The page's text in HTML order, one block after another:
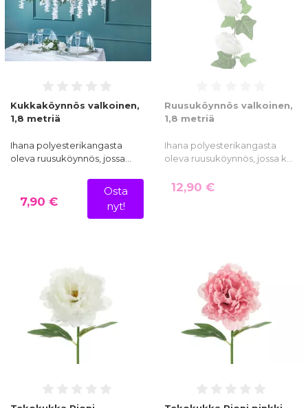
Kukkaköynnös valkoinen,
1,8 metriä
Ihana polyesterikangasta
oleva ruusuköynnös, jossa…
7,90 €
Osta
nyt!
Ruusuköynnös valkoinen,
1,8 metriä
Ihana polyesterikangasta
oleva ruusuköynnös, jossa k…
12,90 €